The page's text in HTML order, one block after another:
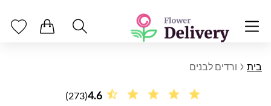
בית ורדים לבנים
4.6
(273)